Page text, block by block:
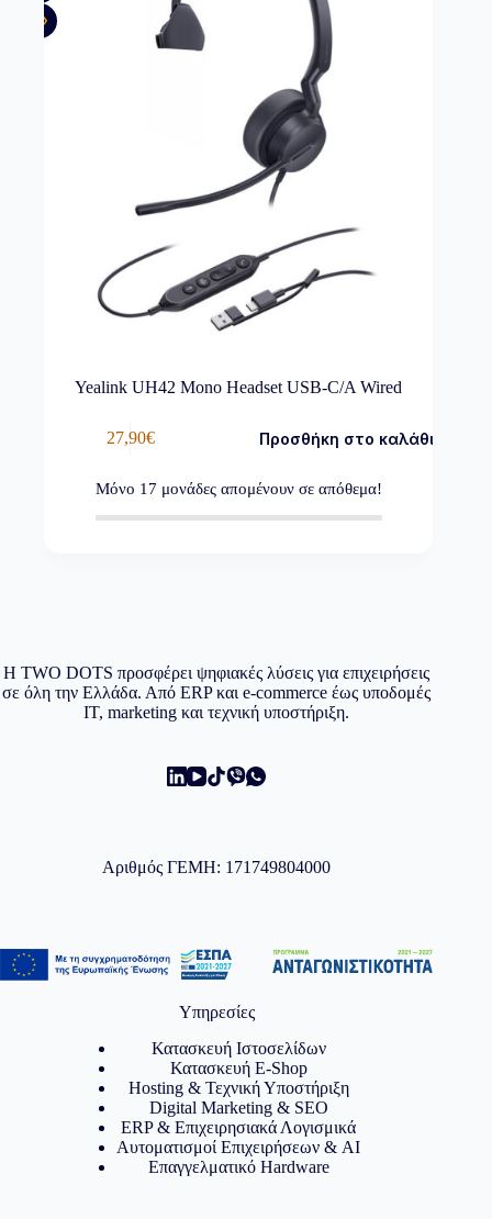
Yealink UH42 Mono Headset USB-C/A Wired
27,90€ Προσθήκη στο καλάθι
Μόνο 17 μονάδες απομένουν σε απόθεμα!
Η TWO DOTS προσφέρει ψηφιακές λύσεις για επιχειρήσεις
σε όλη την Ελλάδα. Από ERP και e-commerce έως υποδομές
IT, marketing και τεχνική υποστήριξη.
Αριθμός ΓΕΜΗ: 171749804000
Υπηρεσίες
Κατασκευή Ιστοσελίδων
Κατασκευή E-Shop
Hosting & Τεχνική Υποστήριξη
Digital Marketing & SEO
ERP & Επιχειρησιακά Λογισμικά
Αυτοματισμοί Επιχειρήσεων & AI
Επαγγελματικό Hardware